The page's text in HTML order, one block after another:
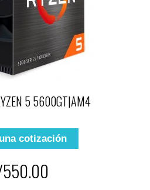
5 5600GT|AM4
cotización